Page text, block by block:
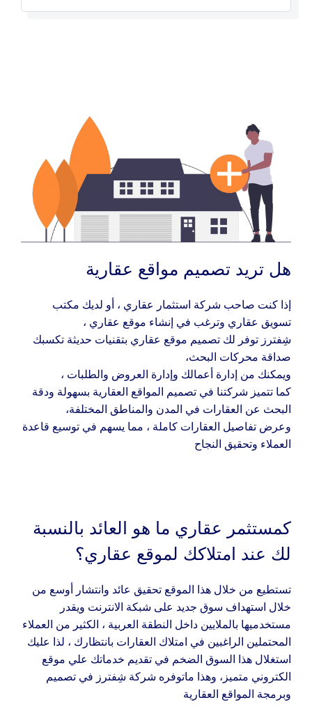
هل تريد تصميم مواقع عقارية
إذا كنت صاحب شركة استثمار عقاري ، أو لديك مكتب
تسويق عقاري وترغب في إنشاء موقع عقاري ،
شِفترز توفر لك تصميم موقع عقاري بتقنيات حديثة تكسبك
صداقة محركات البحث،
ويمكنك من إدارة أعمالك وإدارة العروض والطلبات ،
كما تتميز شركتنا في تصميم المواقع العقارية بسهولة ودقة
البحث عن العقارات في المدن والمناطق المختلفة،
وعرض تفاصيل العقارات كاملة ، مما يسهم في توسيع قاعدة
العملاء وتحقيق النجاح
كمستثمر عقاري ما هو العائد بالنسبة
لك عند امتلاكك لموقع عقاري؟
تستطيع من خلال هذا الموقع تحقيق عائد وانتشار أوسع من
خلال استهداف سوق جديد على شبكة الانترنت ويقدر
مستخدميها بالملايين داخل النطقة العربية ، الكثير من العملاء
المحتملين الراغبين في امتلاك العقارات بانتظارك ، لذا عليك
استغلال هذا السوق الضخم في تقديم خدماتك علي موقع
الكتروني متميز، وهذا ماتوفره شركة شِفترز في تصميم
وبرمجة المواقع العقارية